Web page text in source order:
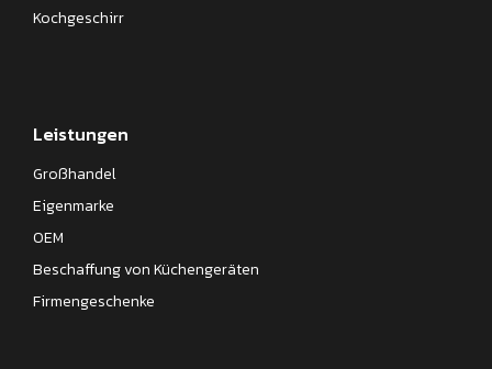
Kochgeschirr
Leistungen
Großhandel
Eigenmarke
OEM
Beschaffung von Küchengeräten
Firmengeschenke